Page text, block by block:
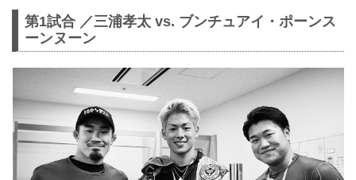
第1試合 ／三浦孝太 vs. ブンチュアイ・ポーンス
ーンヌーン